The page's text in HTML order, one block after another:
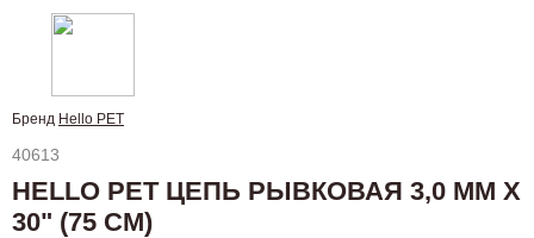
Бренд Hello PET
40613
HELLO PET ЦЕПЬ РЫВКОВАЯ 3,0 ММ Х
30" (75 СМ)